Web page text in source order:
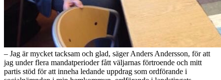
– Jag är mycket tacksam och glad, säger Anders Andersson, för att
jag under flera mandatperioder fått väljarnas förtroende och mitt
partis stöd för att inneha ledande uppdrag som ordförande i